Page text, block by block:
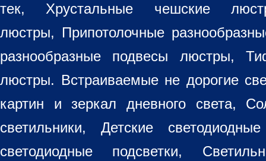
тек, Хрустальные чешские
люстры, Припотолочные
разнообразные подвесы люстры,
люстры. Встраиваемые не дорогие
картин и зеркал дневного света,
светильники, Детские
светодиодные подсветки,